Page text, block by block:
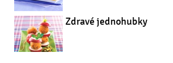
Zdravé jednohubky